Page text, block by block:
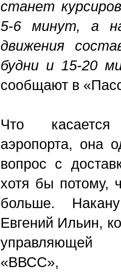
станет
5-6 минут, а
движения
будни и 15-20
сообщают в
Что
аэропорта, она
вопрос с
хотя бы потому,
больше.
Евгений Ильин,
«ВВСС»,